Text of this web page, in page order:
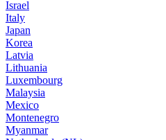
Israel
Italy
Japan
Korea
Latvia
Lithuania
Luxembourg
Malaysia
Mexico
Montenegro
Myanmar